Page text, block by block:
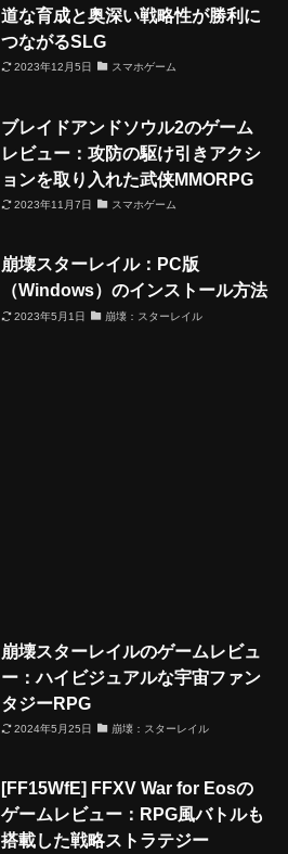
道な育成と奥深い戦略性が勝利に
つながるSLG
2023年12月5日 スマホゲーム
ブレイドアンドソウル2のゲーム
レビュー：攻防の駆け引きアクシ
ョンを取り入れた武侠MMORPG
2023年11月7日 スマホゲーム
崩壊スターレイル：PC版
（Windows）のインストール方法
2023年5月1日 崩壊：スターレイル
崩壊スターレイルのゲームレビュ
ー：ハイビジュアルな宇宙ファン
タジーRPG
2024年5月25日 崩壊：スターレイル
[FF15WfE] FFXV War for Eosの
ゲームレビュー：RPG風バトルも
搭載した戦略ストラテジー